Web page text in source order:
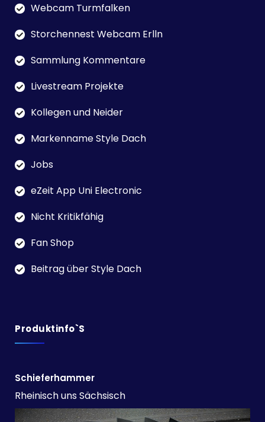
Webcam Turmfalken
Storchennest Webcam Erlln
Sammlung Kommentare
Livestream Projekte
Kollegen und Neider
Markenname Style Dach
Jobs
eZeit App Uni Electronic
Nicht Kritikfähig
Fan Shop
Beitrag über Style Dach
Produktinfo`s
Schieferhammer
Rheinisch uns Sächsisch